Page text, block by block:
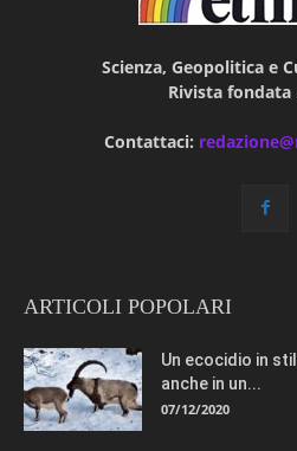
Scienza, Geopolitica e
Rivista fondata
Contattaci:
ARTICOLI POPOLARI
Un ecocidio in
anche in un...
07/12/2020